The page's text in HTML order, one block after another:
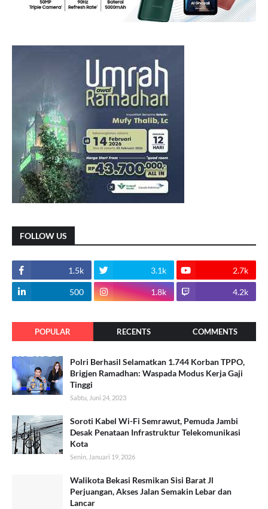
FOLLOW US
1.5k 3.1k 2.7k
500 1.8k 4.2k
POPULAR RECENTS COMMENTS
Polri Berhasil Selamatkan 1.744 Korban TPPO,
Brigjen Ramadhan: Waspada Modus Kerja Gaji
Tinggi
Sabtu, Juni 24, 2023
Soroti Kabel Wi-Fi Semrawut, Pemuda Jambi
Desak Penataan Infrastruktur Telekomunikasi
Kota
Senin, Januari 19, 2026
Walikota Bekasi Resmikan Sisi Barat Jl
Perjuangan, Akses Jalan Semakin Lebar dan
Lancar